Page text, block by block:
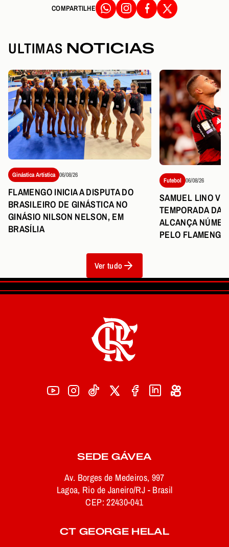
COMPARTILHE
ULTIMAS NOTICIAS
Ginástica Artística 06/08/26
FLAMENGO INICIA A DISPUTA DO
BRASILEIRO DE GINÁSTICA NO
GINÁSIO NILSON NELSON, EM
BRASÍLIA
Futebol 06/08/26
SAMUEL LINO
TEMPORADA DA
ALCANÇA
PELO FLAMENGO
Ver tudo
SEDE GÁVEA
Av. Borges de Medeiros, 997
Lagoa, Rio de Janeiro/RJ - Brasil
CEP: 22430-041
CT GEORGE HELAL